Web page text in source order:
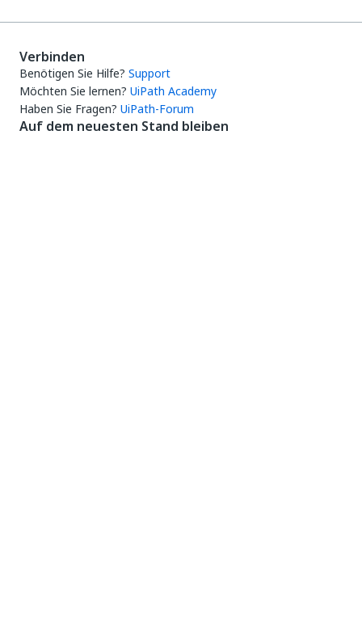
Verbinden
Benötigen Sie Hilfe? Support
Möchten Sie lernen? UiPath Academy
Haben Sie Fragen? UiPath-Forum
Auf dem neuesten Stand bleiben